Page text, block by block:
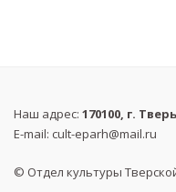
Наш адрес: 170100, г.
E-mail: cult-eparh@mail.ru
© Отдел культуры